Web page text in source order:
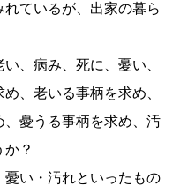
れているが、出家の暮ら
、病み、死に、憂い、
、老いる事柄を求め、
憂うる事柄を求め、汚
？
い・汚れといったもの